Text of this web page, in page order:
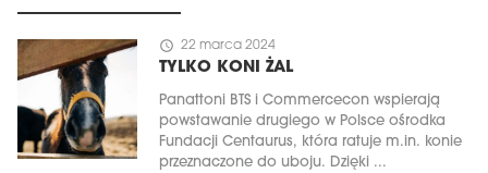
schedule 22 marca 2024
TYLKO KONI ŻAL
Panattoni BTS i Commercecon wspierają
powstawanie drugiego w Polsce ośrodka
Fundacji Centaurus, która ratuje m.in. konie
przeznaczone do uboju. Dzięki ...